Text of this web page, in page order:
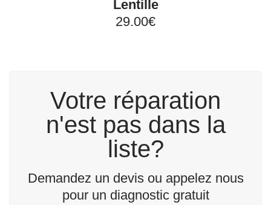
Lentille
29.00€
Votre réparation
n'est pas dans la
liste?
Demandez un devis ou appelez nous
pour un diagnostic gratuit